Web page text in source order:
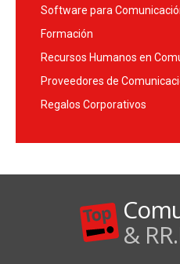
Software para
Formación
Recursos Humanos en
Proveedores de
Regalos Corporativos
&